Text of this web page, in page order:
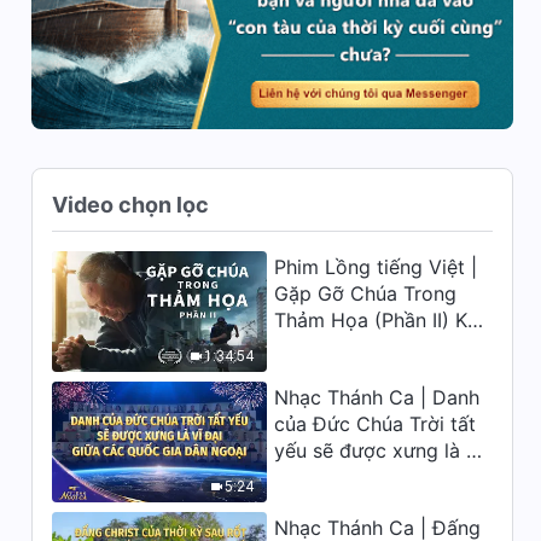
Video chọn lọc
1:34:54
Phim Lồng tiếng Việt |
Gặp Gỡ Chúa Trong
Thảm Họa (Phần II) Khi
có được sự cứu rỗi của
Chúa?
5:24
Nhạc Thánh Ca | Danh
của Đức Chúa Trời tất
yếu sẽ được xưng là vĩ
Phúc Âm | Tiếng ngợi
Nhạc Thánh Ca | Đấng